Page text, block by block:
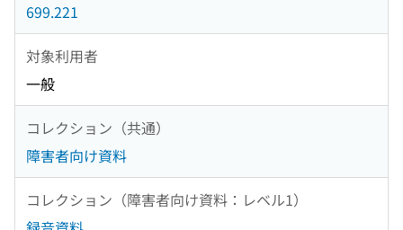
699.221
対象利用者
一般
コレクション（共通）
障害者向け資料
コレクション（障害者向け資料：レベル1）